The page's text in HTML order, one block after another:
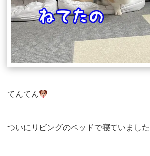
てんてん
ついにリビングのベッドで寝ていました